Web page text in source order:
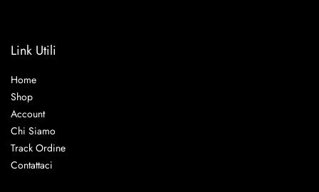
Link Utili
Home
Shop
Account
Chi Siamo
Track Ordine
Contattaci